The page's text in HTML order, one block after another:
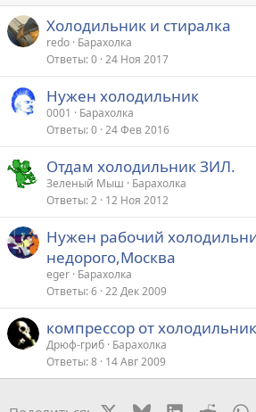
Холодильник и стиралка
redo Барахолка
Ответы 0 24 Ноя 2017
Нужен холодильник
0001
Барахолка
Ответы 0 24 Фев 2016
Отдам холодильник ЗИЛ.
Зеленый Мыш
Барахолка
Ответы 2 12 Ноя 2012
Нужен рабочий
недорого,Москва
eger Барахолка
Ответы 6 22 Дек 2009
компрессор от
Дрюф-гриб Барахолка
Ответы 8 14 Авг 2009